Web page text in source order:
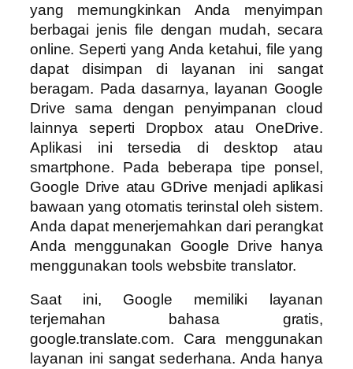
yang memungkinkan Anda menyimpan
berbagai jenis file dengan mudah, secara
online. Seperti yang Anda ketahui, file yang
dapat disimpan di layanan ini sangat
beragam. Pada dasarnya, layanan Google
Drive sama dengan penyimpanan cloud
lainnya seperti Dropbox atau OneDrive.
Aplikasi ini tersedia di desktop atau
smartphone. Pada beberapa tipe ponsel,
Google Drive atau GDrive menjadi aplikasi
bawaan yang otomatis terinstal oleh sistem.
Anda dapat menerjemahkan dari perangkat
Anda menggunakan Google Drive hanya
menggunakan tools websbite translator.
Saat ini, Google memiliki layanan
terjemahan bahasa gratis,
google.translate.com. Cara menggunakan
layanan ini sangat sederhana. Anda hanya